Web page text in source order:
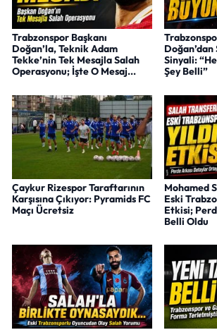
Trabzonspor Başkanı
Doğan’la, Teknik Adam
Tekke’nin Tek Mesajla Salah
Operasyonu; İşte O Mesaj...
Sinyali:
Şey Belli”
Çaykur Rizespor Taraftarının
Karşısına Çıkıyor: Pyramids FC
Maçı Ücretsiz
Mohamed
Eski
Etkisi;
Belli Oldu